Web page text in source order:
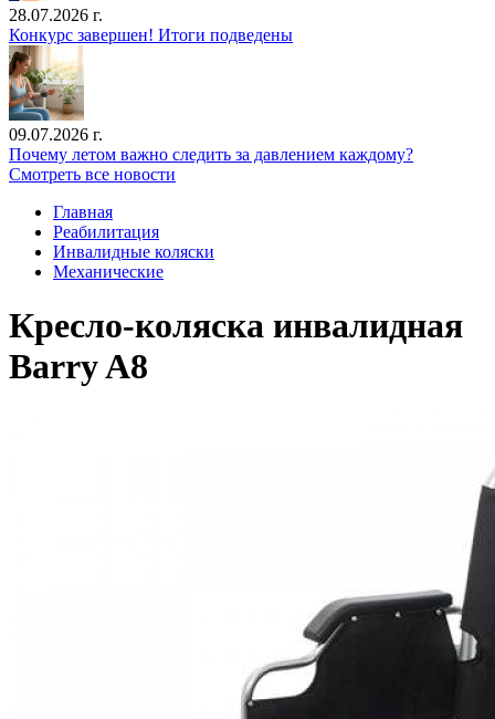
28.07.2026 г.
Конкурс завершен! Итоги подведены
09.07.2026 г.
Почему летом важно следить за давлением каждому?
Смотреть все новости
Главная
Реабилитация
Инвалидные коляски
Механические
Кресло-коляска инвалидная
Barry A8